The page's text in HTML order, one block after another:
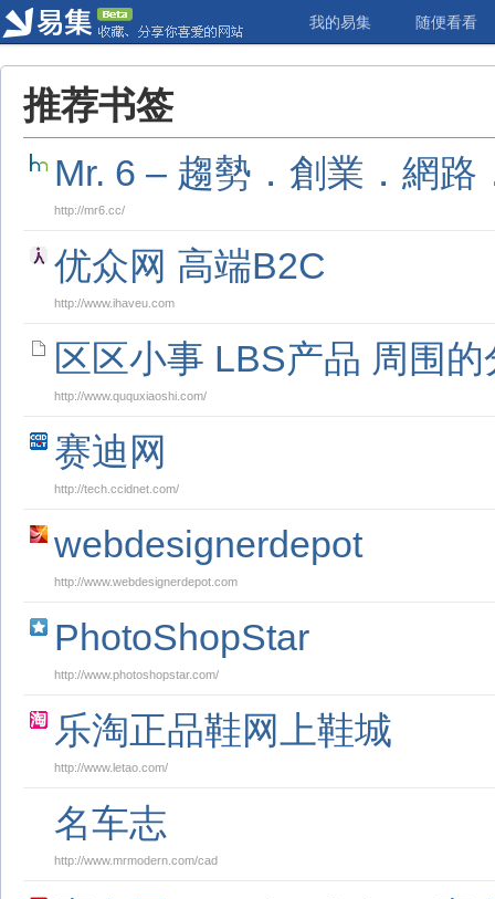
我的易集 随便看看
推荐书签
Mr. 6 – 趨勢．創業．網路
http://mr6.cc/
优众网 高端B2C
http://www.ihaveu.com
区区小事 LBS产品 周围的
http://www.ququxiaoshi.com/
赛迪网
http://tech.ccidnet.com/
webdesignerdepot
http://www.webdesignerdepot.com
PhotoShopStar
http://www.photoshopstar.com/
乐淘正品鞋网上鞋城
http://www.letao.com/
名车志
http://www.mrmodern.com/cad